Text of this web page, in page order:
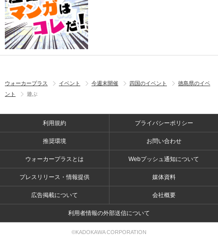
ウォーカープラス イベント 今週末開催 四国のイベント
徳島県のイベ
ント
遊ぶ
利用規約 プライバシーポリシー
推奨環境 お問い合わせ
ウォーカープラスとは Webプッシュ通知について
プレスリリース・情報提供 媒体資料
広告掲載について 会社概要
利用者情報の外部送信について
©KADOKAWA CORPORATION